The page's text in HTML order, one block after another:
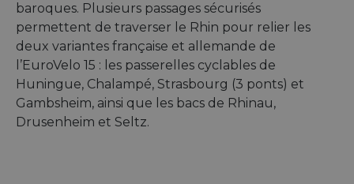
baroques. Plusieurs passages sécurisés
permettent de traverser le Rhin pour relier les
deux variantes française et allemande de
l’EuroVelo 15 : les passerelles cyclables de
Huningue, Chalampé, Strasbourg (3 ponts) et
Gambsheim, ainsi que les bacs de Rhinau,
Drusenheim et Seltz.